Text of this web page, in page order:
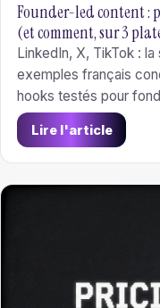
Founder-led content :
(et comment, sur 3
LinkedIn, X, TikTok :
exemples français
hooks testés pour
Lire l'article